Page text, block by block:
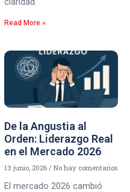
claridad.
Read More »
De la Angustia al
Orden: Liderazgo Real
en el Mercado 2026
13 junio, 2026 No hay comentarios
El mercado 2026 cambió